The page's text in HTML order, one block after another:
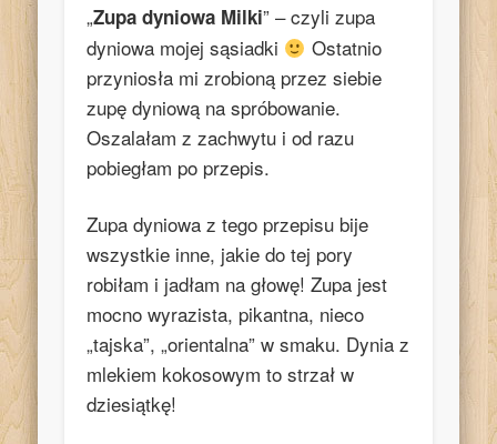
„Zupa dyniowa Milki” – czyli zupa
dyniowa mojej sąsiadki
Ostatnio
przyniosła mi zrobioną przez siebie
zupę dyniową na spróbowanie.
Oszalałam z zachwytu i od razu
pobiegłam po przepis.
Zupa dyniowa z tego przepisu bije
wszystkie inne, jakie do tej pory
robiłam i jadłam na głowę! Zupa jest
mocno wyrazista, pikantna, nieco
„tajska”, „orientalna” w smaku. Dynia z
mlekiem kokosowym to strzał w
dziesiątkę!